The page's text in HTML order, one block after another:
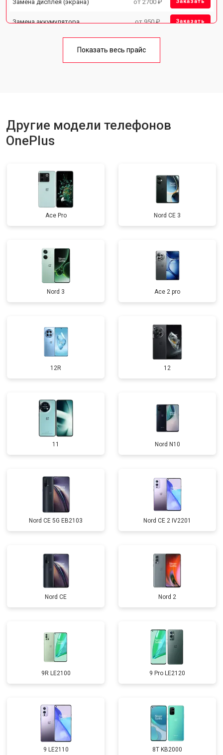
Замена дисплея (экрана) от 2700 ₽
Замена аккумулятора от 950 ₽ Заказать
Ремонт цепи питания от 3200 ₽
Показать весь прайс
Другие модели телефонов
OnePlus
Ace Pro Nord CE 3
Nord 3 Ace 2 pro
12R 12
11 Nord N10
Nord CE 5G EB2103 Nord CE 2 IV2201
Nord CE Nord 2
9R LE2100 9 Pro LE2120
9 LE2110 8T KB2000